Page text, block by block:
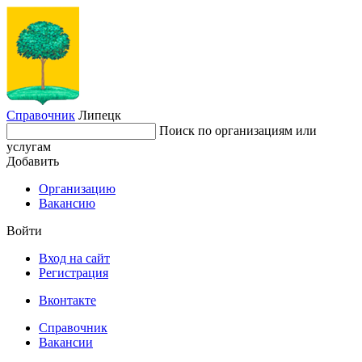
Справочник Липецк
Поиск по организациям или
услугам
Добавить
Организацию
Вакансию
Войти
Вход на сайт
Регистрация
Вконтакте
Справочник
Вакансии